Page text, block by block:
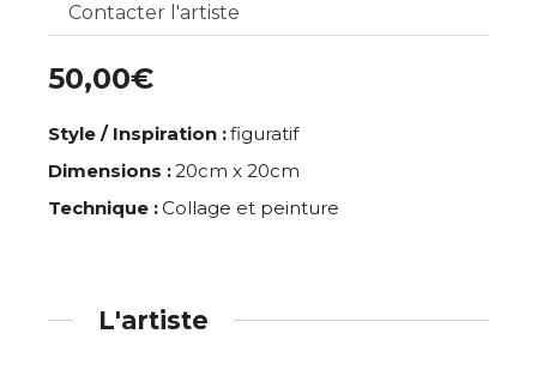
Contacter l'artiste
50,00€
Style / Inspiration :figuratif
Dimensions :20cm x 20cm
Technique : Collage et peinture
L'artiste